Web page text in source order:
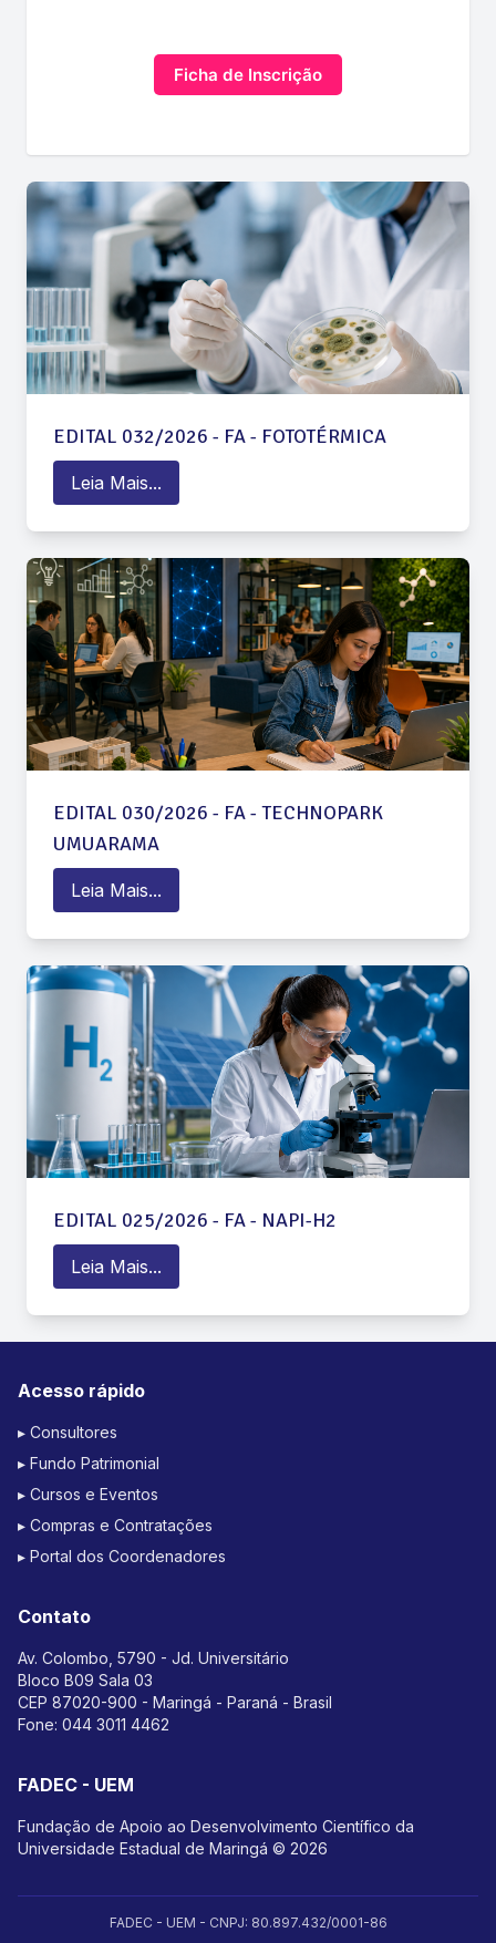
Ficha de Inscrição
EDITAL 032/2026 - FA - FOTOTÉRMICA
Leia Mais...
EDITAL 030/2026 - FA - TECHNOPARK
UMUARAMA
Leia Mais...
EDITAL 025/2026 - FA - NAPI-H2
Leia Mais...
Acesso rápido
▸ Consultores
▸ Fundo Patrimonial
▸ Cursos e Eventos
▸ Compras e Contratações
▸ Portal dos Coordenadores
Contato
Av. Colombo, 5790 - Jd. Universitário
Bloco B09 Sala 03
CEP 87020-900 - Maringá - Paraná - Brasil
Fone: 044 3011 4462
FADEC - UEM
Fundação de Apoio ao Desenvolvimento Científico da
Universidade Estadual de Maringá © 2026
FADEC - UEM - CNPJ: 80.897.432/0001-86